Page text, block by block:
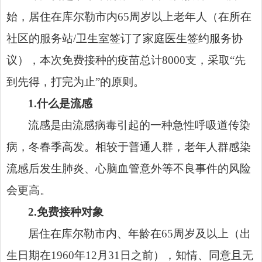
始，居住在库尔勒市内65周岁以上老年人（在所在
社区的服务站/卫生室签订了家庭医生签约服务协
议），本次免费接种的疫苗总计8000支，采取“先
到先得，打完为止”的原则。
1.什么是流感
流感是由流感病毒引起的一种急性呼吸道传染
病，冬春季高发。相较于普通人群，老年人群感染
流感后发生肺炎、心脑血管意外等不良事件的风险
会更高。
2.免费接种对象
居住在库尔勒市内、年龄在65周岁及以上（出
生日期在1960年12月31日之前），知情、同意且无